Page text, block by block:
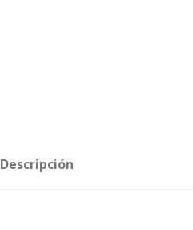
Descripción